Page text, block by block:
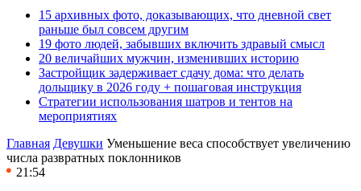
15 архивных фото, доказывающих, что дневной свет
раньше был совсем другим
19 фото людей, забывших включить здравый смысл
20 величайших мужчин, изменивших историю
Застройщик задерживает сдачу дома: что делать
дольщику в 2026 году + пошаговая инструкция
Стратегии использования шатров и тентов на
мероприятиях
Главная Девушки Уменьшение веса способствует увеличению
числа развратных поклонников
21:54